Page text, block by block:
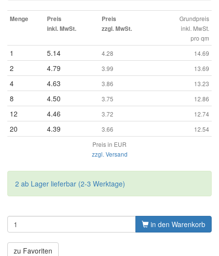
Menge
Preis
inkl. MwSt.
Preis
zzgl. MwSt.
Grundpreis
inkl. MwSt.
pro qm
1 5.14 4.28 14.69
2 4.79 3.99 13.69
4 4.63 3.86 13.23
8 4.50 3.75 12.86
12 4.46 3.72 12.74
20 4.39 3.66
12.54
Preis in EUR
zzgl. Versand
2 ab Lager lieferbar (2-3 Werktage)
in den Warenkorb
zu Favoriten